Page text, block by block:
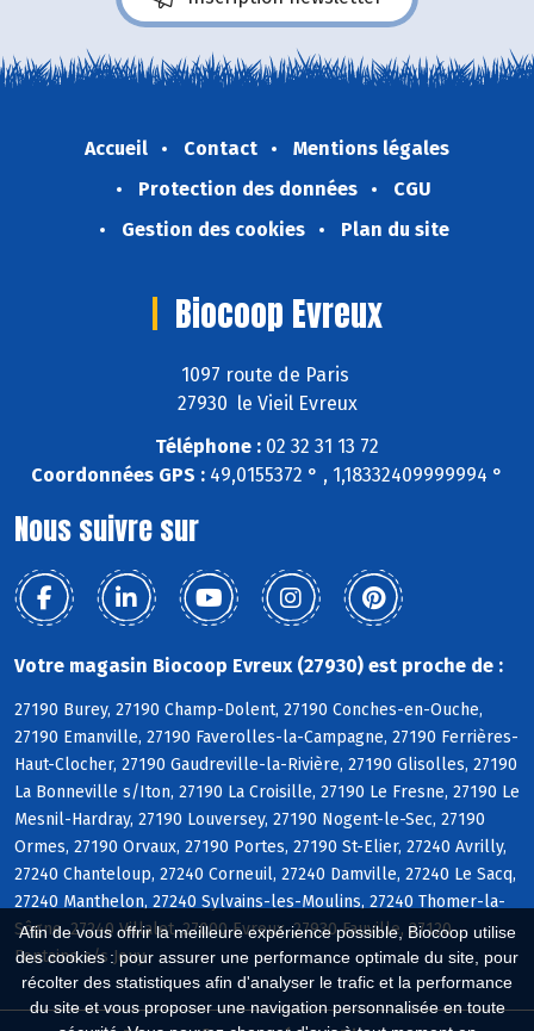
Afin de vous offrir la meilleure expérience possible, Biocoop utilise
des cookies : pour assurer une performance optimale du site, pour
récolter des statistiques afin d'analyser le trafic et la performance
du site et vous proposer une navigation personnalisée en toute
Accueil Contact
Mentions légales
Protection des données
CGU
Gestion des cookies
Plan du site
Biocoop Evreux
1097 route de Paris
27930 le Vieil Evreux
Téléphone : 02 32 31 13 72
Coordonnées GPS : 49,0155372 ° , 1,18332409999994 °
Nous suivre sur
Votre magasin Biocoop Evreux (27930) est proche de :
27190 Burey, 27190 Champ-Dolent, 27190 Conches-en-Ouche,
27190 Emanville, 27190 Faverolles-la-Campagne, 27190 Ferrières-
Haut-Clocher, 27190 Gaudreville-la-Rivière, 27190 Glisolles, 27190
La Bonneville s/Iton, 27190 La Croisille, 27190 Le Fresne, 27190 Le
Mesnil-Hardray, 27190 Louversey, 27190 Nogent-le-Sec, 27190
Ormes, 27190 Orvaux, 27190 Portes, 27190 St-Elier, 27240 Avrilly,
27240 Chanteloup, 27240 Corneuil, 27240 Damville, 27240 Le Sacq,
27240 Manthelon, 27240 Sylvains-les-Moulins, 27240 Thomer-la-
Sôgne, 27240 Villalet, 27000 Evreux, 27930 Fauville, 27120
Fontaine s/s Jouy